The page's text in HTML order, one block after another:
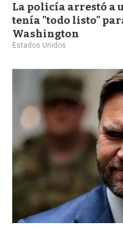
La policía arrestó a
tenía "todo listo"
Washington
Estados Unidos